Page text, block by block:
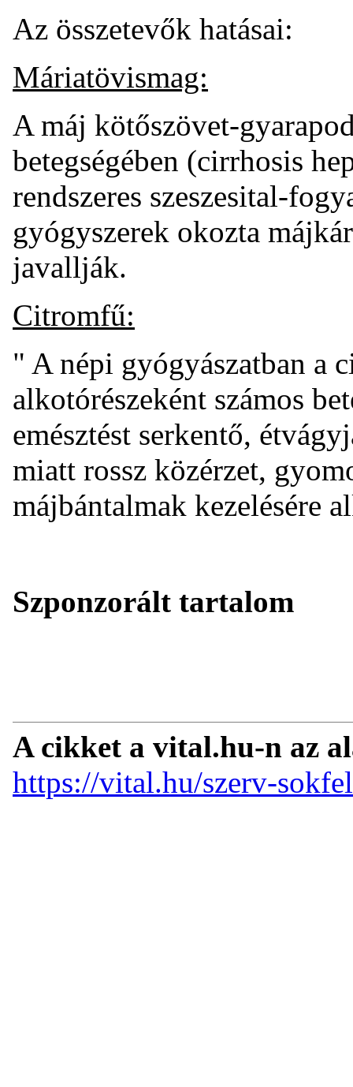
Az összetevők hatásai:
Máriatövismag:
A máj kötőszövet-
betegségében (cirrhosis
rendszeres szeszesital-
gyógyszerek okozta
javallják.
Citromfű:
" A népi gyógyászatban a
alkotórészeként számos
emésztést serkentő,
miatt rossz közérzet,
májbántalmak kezelésére
Szponzorált tartalom
A cikket a vital.hu-n az
https://vital.hu/szerv-